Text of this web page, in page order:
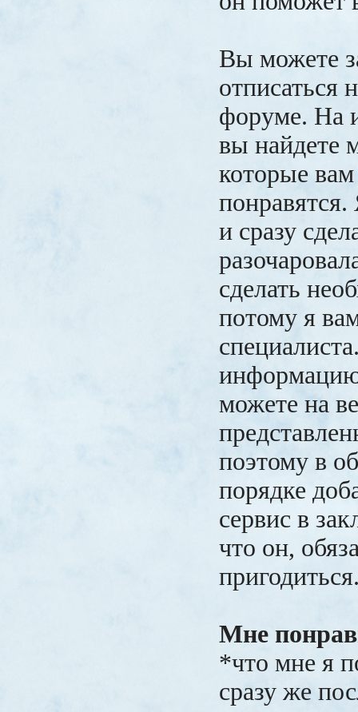
Вы можете
отписаться
форуме. На
вы найдете
которые вам
и сразу
сделать
потому я
можете на
поэтому в
порядке
сервис в
что он,
Мне
*что мне я
сразу же